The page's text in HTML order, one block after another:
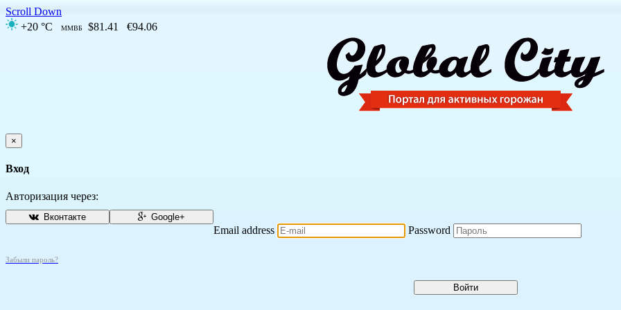
Scroll Down
+20 °C
ММВБ $81.41 €94.06
×
Вход
Авторизация через:
Вконтакте Google+
Email address Password
Забыли пароль?
Войти